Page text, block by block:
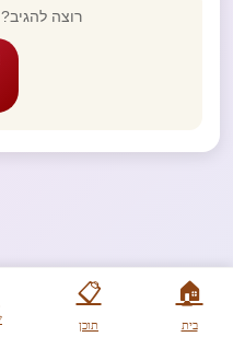
🏠
בית
📋
תוכן
רוצה